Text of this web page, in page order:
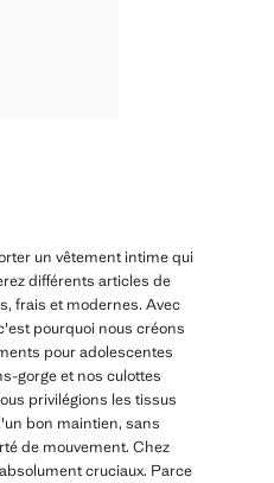
un vêtement intime qui
différents articles de
frais et modernes. Avec
pourquoi nous créons
pour adolescentes
gorge et nos culottes
privilégions les tissus
bon maintien, sans
de mouvement. Chez
cruciaux. Parce